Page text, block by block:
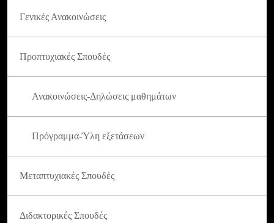
Γενικές Ανακοινώσεις
Προπτυχιακές Σπουδές
Ανακοινώσεις-Δηλώσεις μαθημάτων
Πρόγραμμα-Ύλη εξετάσεων
Μεταπτυχιακές Σπουδές
Διδακτορικές Σπουδές